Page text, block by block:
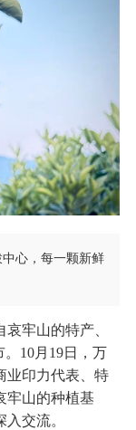
心，每一颗新鲜
牢山的特产、
10月19日，万
业印力代表、特
牢山的种植基
交流。